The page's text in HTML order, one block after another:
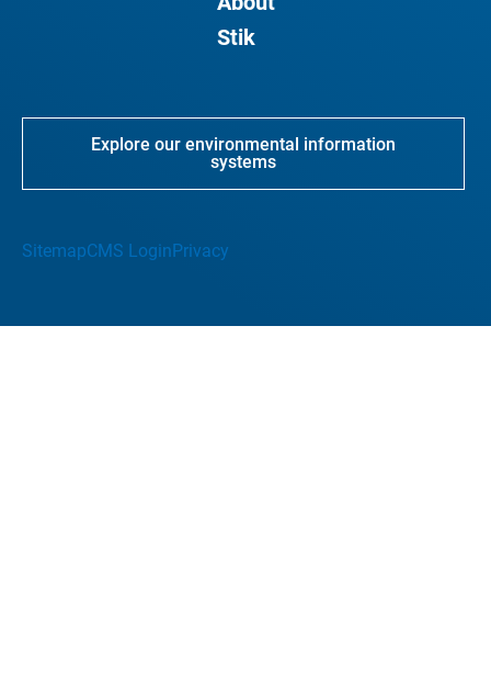
Stik
Explore our environmental information
systems
SitemapCMS LoginPrivacy